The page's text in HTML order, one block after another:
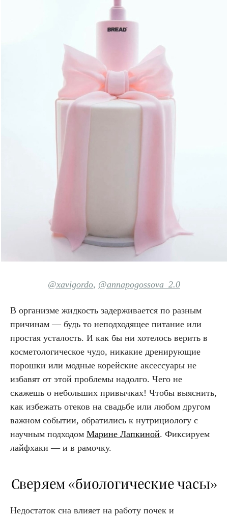
@xavigordo, @annapogossova_2.0
В организме жидкость задерживается по разным
причинам — будь то неподходящее питание или
простая усталость. И как бы ни хотелось верить в
косметологическое чудо, никакие дренирующие
порошки или модные корейские аксессуары не
избавят от этой проблемы надолго. Чего не
скажешь о небольших привычках! Чтобы выяснить,
как избежать отеков на свадьбе или любом другом
важном событии, обратились к нутрициологу с
научным подходом Марине Лапкиной. Фиксируем
лайфхаки — и в рамочку.
Сверяем «биологические часы»
Недостаток сна влияет на работу почек и